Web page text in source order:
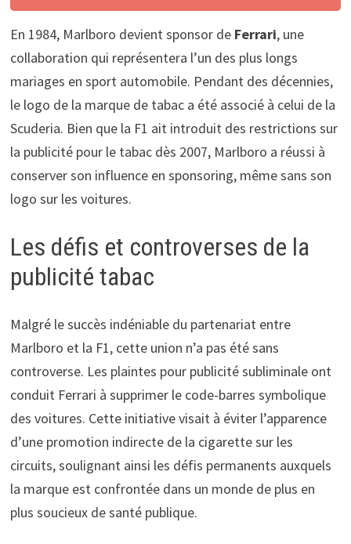
En 1984, Marlboro devient sponsor de Ferrari, une
collaboration qui représentera l’un des plus longs
mariages en sport automobile. Pendant des décennies,
le logo de la marque de tabac a été associé à celui de la
Scuderia. Bien que la F1 ait introduit des restrictions sur
la publicité pour le tabac dès 2007, Marlboro a réussi à
conserver son influence en sponsoring, même sans son
logo sur les voitures.
Les défis et controverses de la
publicité tabac
Malgré le succès indéniable du partenariat entre
Marlboro et la F1, cette union n’a pas été sans
controverse. Les plaintes pour publicité subliminale ont
conduit Ferrari à supprimer le code-barres symbolique
des voitures. Cette initiative visait à éviter l’apparence
d’une promotion indirecte de la cigarette sur les
circuits, soulignant ainsi les défis permanents auxquels
la marque est confrontée dans un monde de plus en
plus soucieux de santé publique.